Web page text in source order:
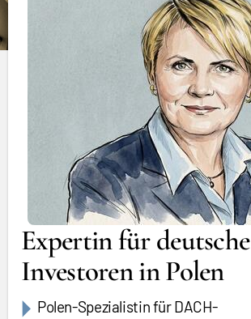
Expertin für deutsche
Investoren in Polen
Polen-Spezialistin für DACH-